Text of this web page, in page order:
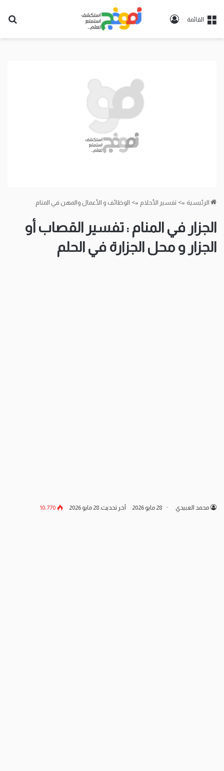
القائمة
الرئيسية => تفسير الأحلام => الوظائف و الأعمال والمهن في المنام
الجزار في المنام : تفسير القصاب أو
الجزار و محل الجزارة في الحلم
محمد العبيدي 28 مايو 2026 آخر تحديث: 28 مايو 2026 10٬770